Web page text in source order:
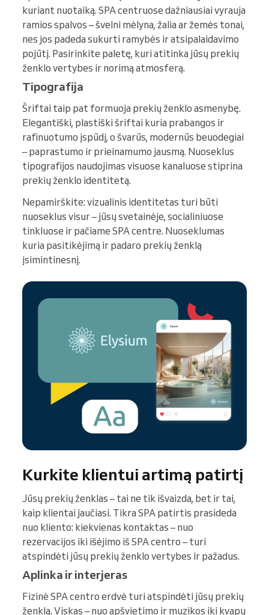
kuriant nuotaiką. SPA centruose dažniausiai vyrauja
ramios spalvos – švelni mėlyna, žalia ar žemės tonai,
nes jos padeda sukurti ramybės ir atsipalaidavimo
pojūtį. Pasirinkite paletę, kuri atitinka jūsų prekių
ženklo vertybes ir norimą atmosferą.
Tipografija
Šriftai taip pat formuoja prekių ženklo asmenybę.
Elegantiški, plastiški šriftai kuria prabangos ir
rafinuotumo įspūdį, o švarūs, modernūs beuodegiai
– paprastumo ir prieinamumo jausmą. Nuoseklus
tipografijos naudojimas visuose kanaluose stiprina
prekių ženklo identitetą.
Nepamirškite: vizualinis identitetas turi būti
nuoseklus visur – jūsų svetainėje, socialiniuose
tinkluose ir pačiame SPA centre. Nuoseklumas
kuria pasitikėjimą ir padaro prekių ženklą
įsimintinesnį.
Kurkite klientui artimą patirtį
Jūsų prekių ženklas – tai ne tik išvaizda, bet ir tai,
kaip klientai jaučiasi. Tikra SPA patirtis prasideda
nuo kliento: kiekvienas kontaktas – nuo
rezervacijos iki išėjimo iš SPA centro – turi
atspindėti jūsų prekių ženklo vertybes ir pažadus.
Aplinka ir interjeras
Fizinė SPA centro erdvė turi atspindėti jūsų prekių
ženklą. Viskas – nuo apšvietimo ir muzikos iki kvapų